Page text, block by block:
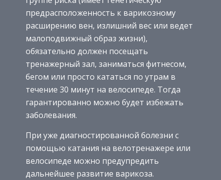
предрасположенность к варикозному
расширению вен, излишний вес или ведет
малоподвижный образ жизни),
обязательно должен посещать
тренажерный зал, заниматься фитнесом,
бегом или просто кататься по утрам в
течение 30 минут на велосипеде. Тогда
гарантированно можно будет избежать
заболевания.
При уже диагностированной болезни с
помощью катания на велотренажере или
велосипеде можно предупредить
дальнейшее развитие варикоза.